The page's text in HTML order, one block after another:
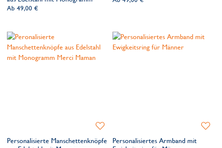
Ab 49,00 €
Personalisierte Manschettenknöpfe
Zur
hinzufügenPersonalisiertes Armband mit
Zur